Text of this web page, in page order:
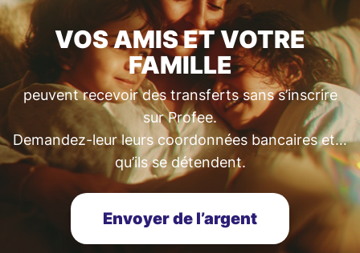
VOS AMIS ET VOTRE
FAMILLE
peuvent recevoir des transferts sans s’inscrire
sur Profee.
Demandez-leur leurs coordonnées bancaires et…
qu’ils se détendent.
Envoyer de l’argent